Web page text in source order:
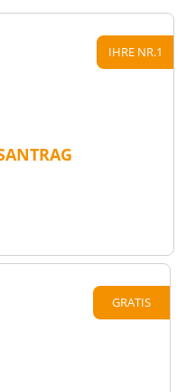
IHRE NR.1
GRATIS